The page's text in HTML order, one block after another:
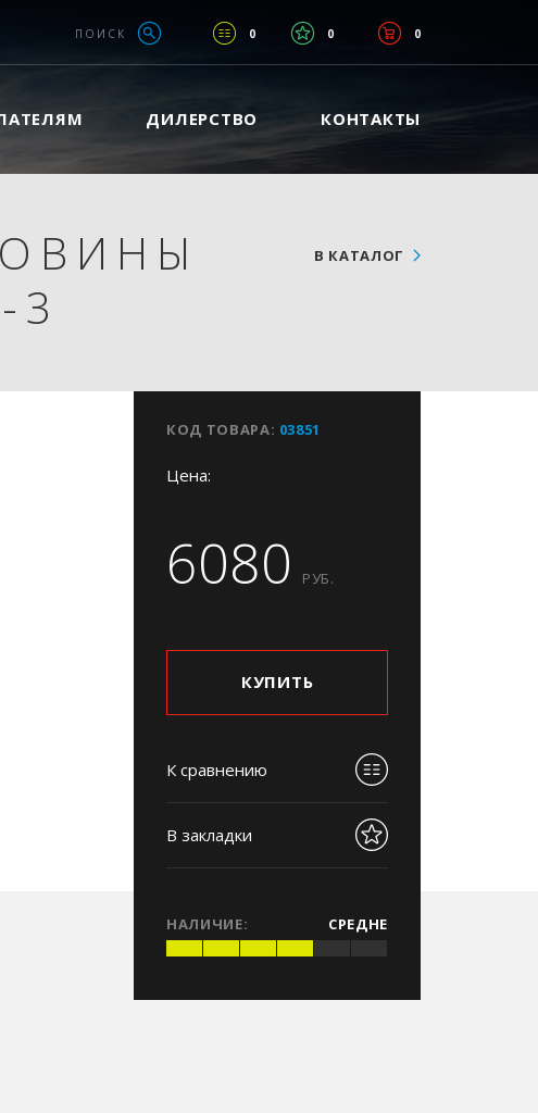
0 0 0
ПОИСК
ДИЛЕРСТВО КОНТАКТЫ
3
В КАТАЛОГ
КОД ТОВАРА: 03851
Цена:
6080 РУБ.
КУПИТЬ
К сравнению
В закладки
НАЛИЧИЕ: СРЕДНЕ